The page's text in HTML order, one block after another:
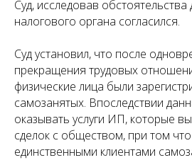
Суд, исследовав
налогового органа согласился.
Суд установил, что после
прекращения трудовых
физические лица были
самозанятых. Впоследствии
оказывать услуги ИП, которые
сделок с обществом, при том
единственными клиентами